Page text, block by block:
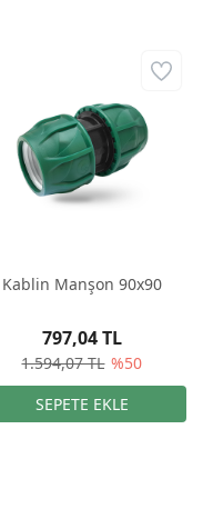
Kablin Manşon 90x90
1.594,07 TL %50
797,04 TL